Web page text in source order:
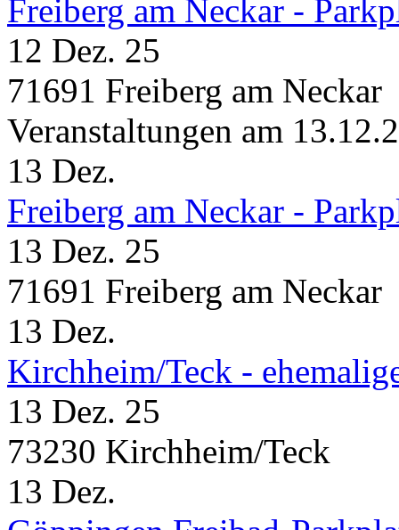
Freiberg am Neckar -
12 Dez. 25
71691 Freiberg am Neckar
Veranstaltungen am
13 Dez.
Freiberg am Neckar -
13 Dez. 25
71691 Freiberg am Neckar
13 Dez.
Kirchheim/Teck -
13 Dez. 25
73230 Kirchheim/Teck
13 Dez.